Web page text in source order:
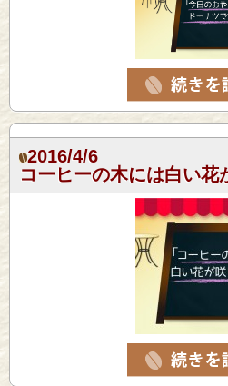
2016/4/6
コーヒーの木には白い花